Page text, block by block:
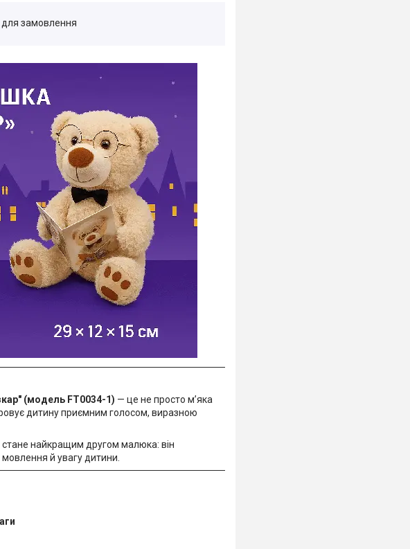
для замовлення
(модель FT0034-1) — це не просто м’яка
дитину приємним голосом, виразною
найкращим другом малюка: він
й увагу дитини.